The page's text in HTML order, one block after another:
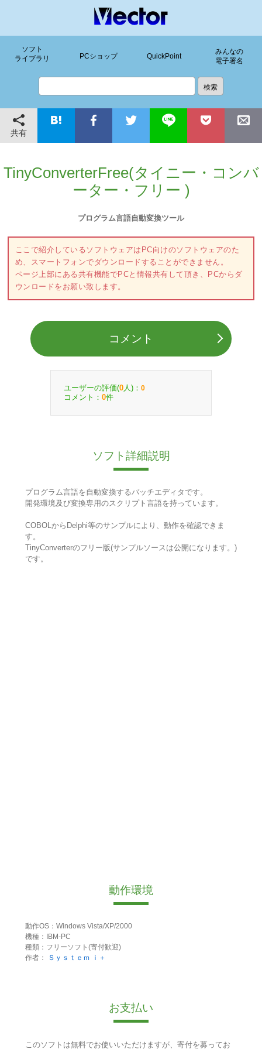
ソフト
ライブラリ
PCショップ QuickPoint
みんなの
電子署名
共有
TinyConverterFree(タイニー・コンバ
ーター・フリー )
プログラム言語自動変換ツール
ここで紹介しているソフトウェアはPC向けのソフトウェアのた
め、スマートフォンでダウンロードすることができません。
ページ上部にある共有機能でPCと情報共有して頂き、PCからダ
ウンロードをお願い致します。
コメント
ユーザーの評価(0 人)： 0
コメント： 0件
ソフト詳細説明
プログラム言語を自動変換するバッチエディタです。
開発環境及び変換専用のスクリプト言語を持っています。
COBOLからDelphi等のサンプルにより、動作を確認できま
す。
TinyConverterのフリー版(サンプルソースは公開になります。)
です。
動作環境
動作OS：Windows Vista/XP/2000
機種：IBM-PC
種類：フリーソフト(寄付歓迎)
作者：
Ｓｙｓｔｅｍ ｉ＋
お支払い
このソフトは無料でお使いいただけますが、寄付を募ってお